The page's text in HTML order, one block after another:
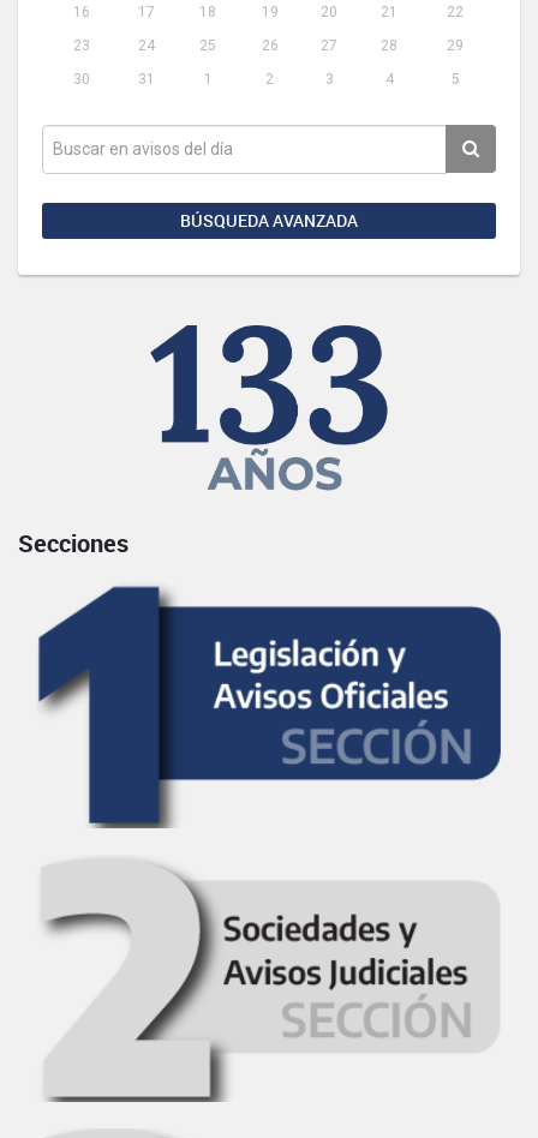
16
17 18 19 20 21
22
23
24 25 26 27 28
29
30
31 1 2 3 4 5
BÚSQUEDA AVANZADA
Secciones